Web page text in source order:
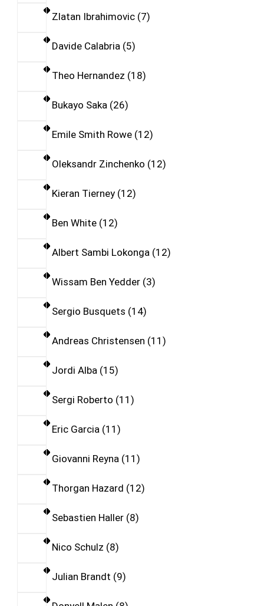
Zlatan Ibrahimovic 7
Davide Calabria 5
Theo Hernandez 18
Bukayo Saka 26
Emile Smith Rowe 12
Oleksandr Zinchenko 12
Kieran Tierney 12
Ben White 12
Albert Sambi Lokonga 12
Wissam Ben Yedder 3
Sergio Busquets 14
Andreas Christensen 11
Jordi Alba 15
Sergi Roberto 11
Eric Garcia 11
Giovanni Reyna 11
Thorgan Hazard 12
Sebastien Haller 8
Nico Schulz 8
Julian Brandt 9